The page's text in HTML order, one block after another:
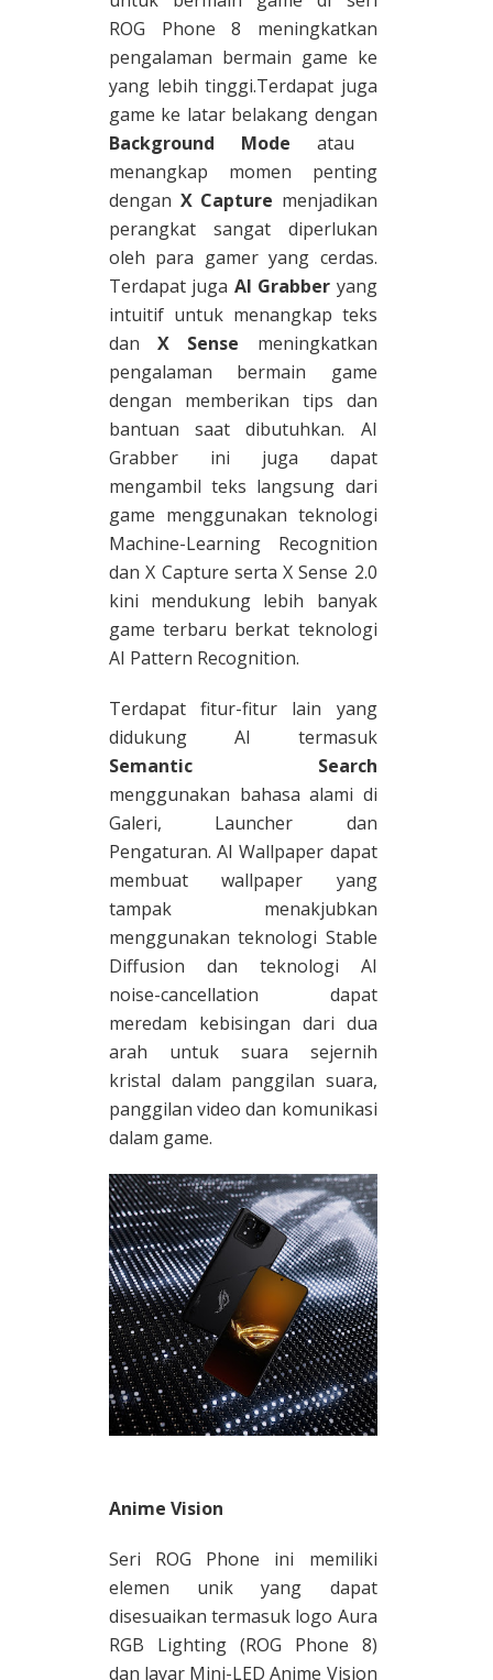
ROG Phone 8 meningkatkan
pengalaman bermain game ke
yang lebih tinggi.Terdapat juga
game ke latar belakang dengan
Background Modeatau
menangkap momen penting
dengan X Capture menjadikan
perangkat sangat diperlukan
oleh para gamer yang cerdas.
Terdapat juga AI Grabber yang
intuitif untuk menangkap teks
danX Sense meningkatkan
pengalaman bermain game
dengan memberikan tips dan
bantuan saat dibutuhkan. AI
Grabber ini juga dapat
mengambil teks langsung dari
game menggunakan teknologi
Machine-Learning Recognition
dan X Capture serta X Sense 2.0
kini mendukung lebih banyak
game terbaru berkat teknologi
AI Pattern Recognition.
Terdapat fitur-fitur lain yang
didukung AI termasuk
Semantic Search
menggunakan bahasa alami di
Galeri, Launcher dan
Pengaturan. AI Wallpaper dapat
membuat wallpaper yang
tampak menakjubkan
menggunakan teknologi Stable
Diffusion dan teknologi AI
noise-cancellation dapat
meredam kebisingan dari dua
arah untuk suara sejernih
kristal dalam panggilan suara,
panggilan video dan komunikasi
dalam game.
Anime Vision
Seri ROG Phone ini memiliki
elemen unik yang dapat
disesuaikan termasuk logo Aura
RGB Lighting (ROG Phone 8)
dan layar Mini-LED Anime Vision